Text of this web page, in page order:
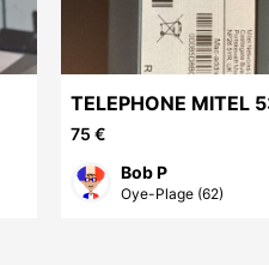
TELEPHONE MITEL
IP
75 €
Bob P
Oye-Plage (62)